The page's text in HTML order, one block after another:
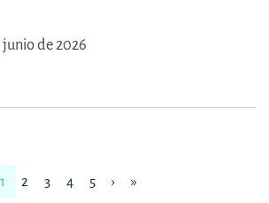
de 2026
1 2 3 4 5 › »